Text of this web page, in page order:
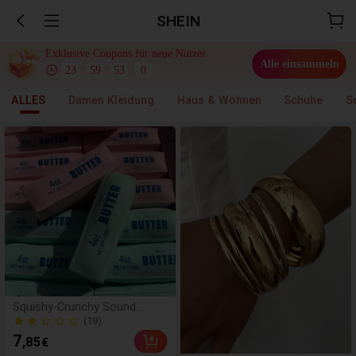
SHEIN
Exklusive Coupons für neue Nutzer
23 : 59 : 51 9 Alle einsammeln
ALLES Damen Kleidung Haus & Wohnen Schuhe
Squishy-Crunchy Sound
Butter Stick - Stressabbau-
Spielzeug - Perfektes
Geschenk -
(19)
7,85€